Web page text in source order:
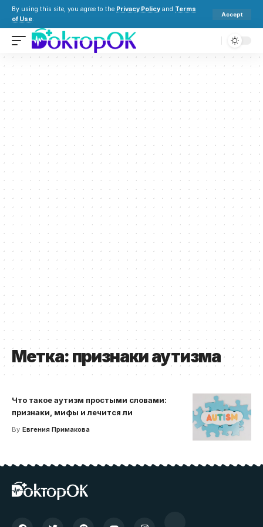
By using this site, you agree to the Privacy Policy and Terms
of Use.
Accept
Метка: признаки аутизма
Что такое аутизм простыми словами:
признаки, мифы и лечится ли
By Евгения Примакова